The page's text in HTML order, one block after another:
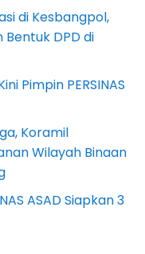
di Kesbangpol,
DPD di
Pimpin PERSINAS
Koramil
Wilayah Binaan
ASAD Siapkan 3